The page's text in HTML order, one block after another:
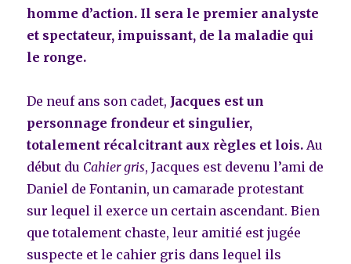
homme d’action. Il sera le premier analyste
et spectateur, impuissant, de la maladie qui
le ronge.
De neuf ans son cadet, Jacques est un
personnage frondeur et singulier,
totalement récalcitrant aux règles et lois. Au
début du Cahier gris, Jacques est devenu l’ami de
Daniel de Fontanin, un camarade protestant
sur lequel il exerce un certain ascendant. Bien
que totalement chaste, leur amitié est jugée
suspecte et le cahier gris dans lequel ils